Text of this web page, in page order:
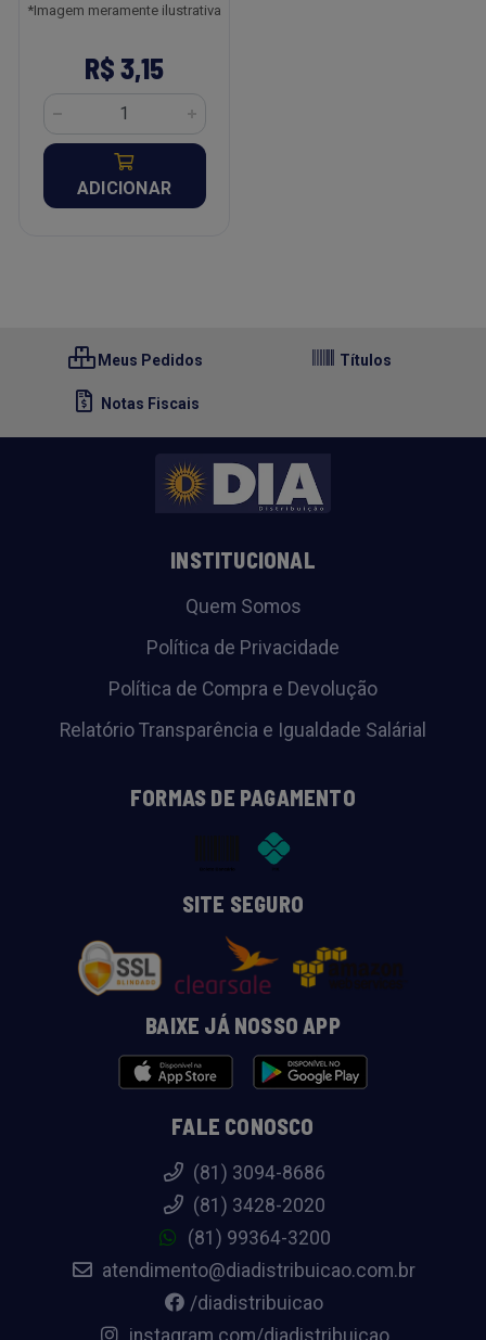
*Imagem meramente ilustrativa
R$ 3,15
ADICIONAR
Meus Pedidos Títulos
Notas Fiscais
INSTITUCIONAL
Quem Somos
Política de Privacidade
Política de Compra e Devolução
Relatório Transparência e Igualdade Salárial
FORMAS DE PAGAMENTO
SITE SEGURO
BAIXE JÁ NOSSO APP
FALE CONOSCO
(81) 3094-8686
(81) 3428-2020
(81) 99364-3200
atendimento@diadistribuicao.com.br
/diadistribuicao
instagram.com/diadistribuicao